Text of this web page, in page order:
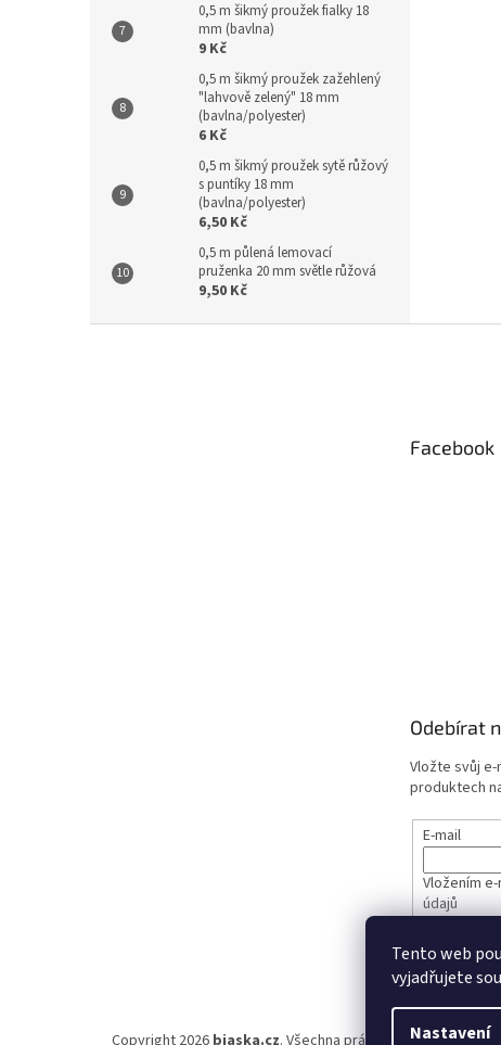
Tento web
vyjadřujete
Nastavení
0,5 m šikmý proužek fialky 18
mm (bavlna)
9 Kč
0,5 m šikmý proužek zažehlený
"lahvově zelený" 18 mm
(bavlna/polyester)
6 Kč
0,5 m šikmý proužek sytě růžový
s puntíky 18 mm
(bavlna/polyester)
6,50 Kč
0,5 m půlená lemovací
pruženka 20 mm světle růžová
9,50 Kč
Facebook
Odebírat
Vložte svůj
produktech
E-mail
Vložením
údajů